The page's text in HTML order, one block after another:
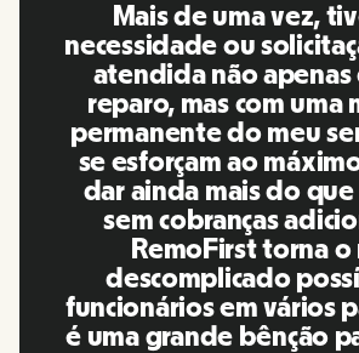
O RemoFirst é uma
incrível, tudo é
amigável e fácil de
comparação com
ferramentas que usei
A Inna e a equipe foram
responderam às
de maneira mais do
além de facilitar
vida! Ótimas
plataforma, eu a
minha rede de